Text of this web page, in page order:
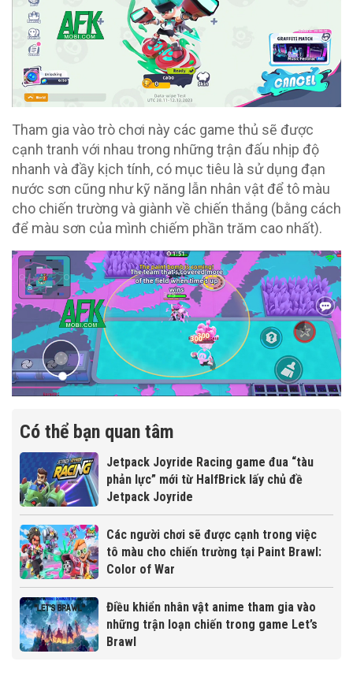
Tham gia vào trò chơi này các game thủ sẽ được
cạnh tranh với nhau trong những trận đấu nhịp độ
nhanh và đầy kịch tính, có mục tiêu là sử dụng đạn
nước sơn cũng như kỹ năng lẫn nhân vật để tô màu
cho chiến trường và giành về chiến thắng (bằng cách
để màu sơn của mình chiếm phần trăm cao nhất).
Có thể bạn quan tâm
Jetpack Joyride Racing game đua “tàu
phản lực” mới từ HalfBrick lấy chủ đề
Jetpack Joyride
Các người chơi sẽ được cạnh trong việc
tô màu cho chiến trường tại Paint Brawl:
Color of War
Điều khiển nhân vật anime tham gia vào
những trận loạn chiến trong game Let’s
Brawl